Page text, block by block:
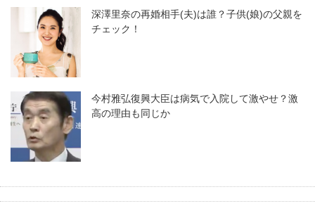
深澤里奈の再婚相手(夫)は誰？子供(娘)の父親を
チェック！
今村雅弘復興大臣は病気で入院して激やせ？激
高の理由も同じか